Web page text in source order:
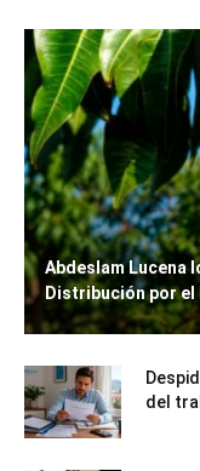
Abdeslam Lucena
Distribución por
del